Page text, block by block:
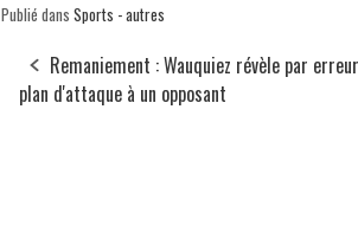
Publié dans Sports - autres
Remaniement : Wauquiez révèle par
plan d'attaque à un opposant